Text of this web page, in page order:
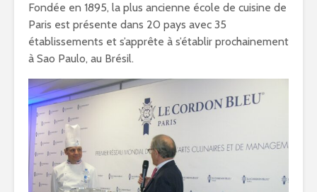
Fondée en 1895, la plus ancienne école de cuisine de
Paris est présente dans 20 pays avec 35
établissements et s’apprête à s’établir prochainement
à Sao Paulo, au Brésil.